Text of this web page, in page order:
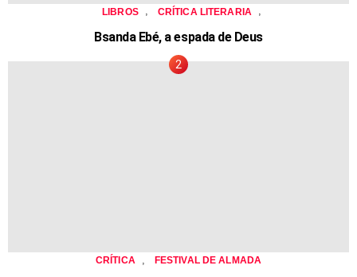
LIBROS CRÍTICA LITERARIA
Bsanda Ebé, a espada de Deus
CRÍTICA FESTIVAL DE ALMADA